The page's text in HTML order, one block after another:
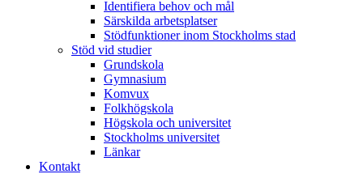
Identifiera behov och mål
Särskilda arbetsplatser
Stödfunktioner inom Stockholms stad
Stöd vid studier
Grundskola
Gymnasium
Komvux
Folkhögskola
Högskola och universitet
Stockholms universitet
Länkar
Kontakt